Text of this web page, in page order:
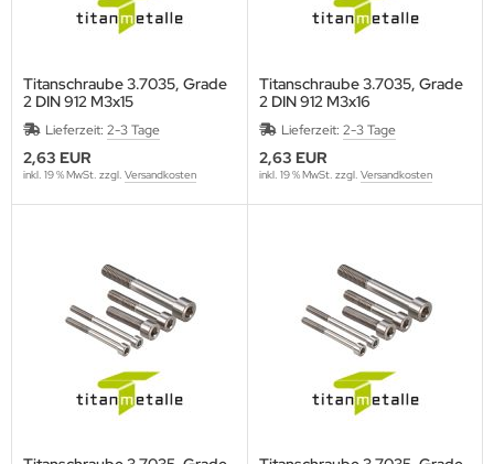
Titanschraube 3.7035, Grade
2 DIN 912 M3x15
Lieferzeit: 2-3 Tage
2,63 EUR
inkl. 19 % MwSt. zzgl. Versandkosten
Titanschraube 3.7035, Grade
2 DIN 912 M3x16
Lieferzeit: 2-3 Tage
2,63 EUR
inkl. 19 % MwSt. zzgl. Versandkosten